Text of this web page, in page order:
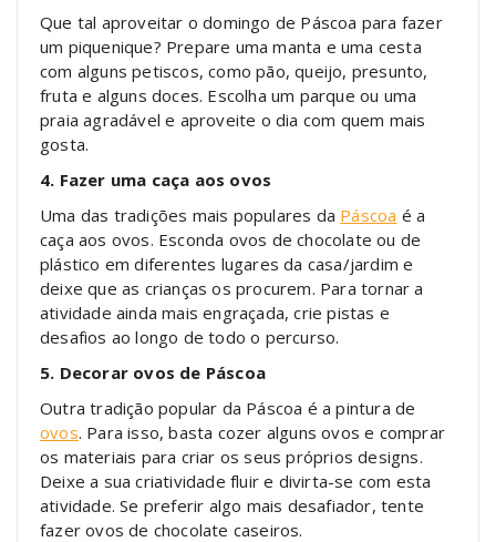
Que tal aproveitar o domingo de Páscoa para fazer
um piquenique? Prepare uma manta e uma cesta
com alguns petiscos, como pão, queijo, presunto,
fruta e alguns doces. Escolha um parque ou uma
praia agradável e aproveite o dia com quem mais
gosta.
4. Fazer uma caça aos ovos
Uma das tradições mais populares da Páscoa é a
caça aos ovos. Esconda ovos de chocolate ou de
plástico em diferentes lugares da casa/jardim e
deixe que as crianças os procurem. Para tornar a
atividade ainda mais engraçada, crie pistas e
desafios ao longo de todo o percurso.
5. Decorar ovos de Páscoa
Outra tradição popular da Páscoa é a pintura de
ovos. Para isso, basta cozer alguns ovos e comprar
os materiais para criar os seus próprios designs.
Deixe a sua criatividade fluir e divirta-se com esta
atividade. Se preferir algo mais desafiador, tente
fazer ovos de chocolate caseiros.